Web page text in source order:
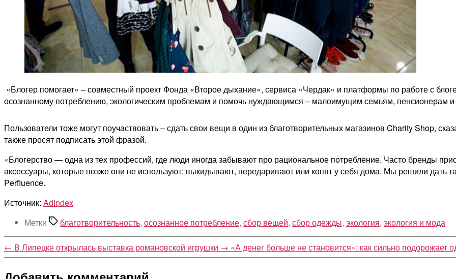
«Блогер помогает» – совместный проект Фонда «Второе дыхание», сервиса «Чердак» и платформы по работе с
осознанному потреблению, экологическим проблемам и помочь нуждающимся – малоимущим семьям, пенсионерам
Пользователи тоже могут поучаствовать – сдать свои вещи в один из благотворительных магазинов Charity Shop,
также просят подписать этой фразой.
«Блогерство — одна из тех профессий, где люди иногда забывают про рациональное потребление. Часто бренды
аксессуары, которые позже они не используют: выкидывают, передаривают или копят у себя дома. Мы решили дать
Perfluence.
Источник: AdIndex
Метки
благотворительность, осознанное потребление, сбор вещей, сбор одежды, экология, экология и мода
← В Липецке открылась выставка романовской игрушки → «А денег больше не становится»: как сильно подорожает